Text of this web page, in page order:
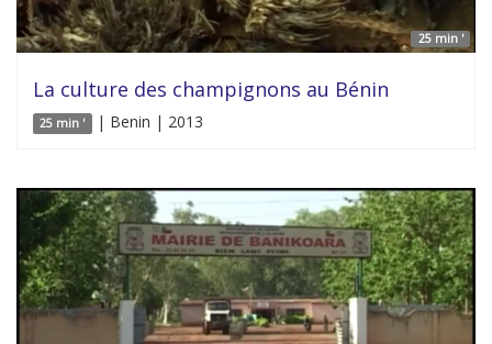
25 min '
La culture des champignons au Bénin
25 min ' | Benin | 2013